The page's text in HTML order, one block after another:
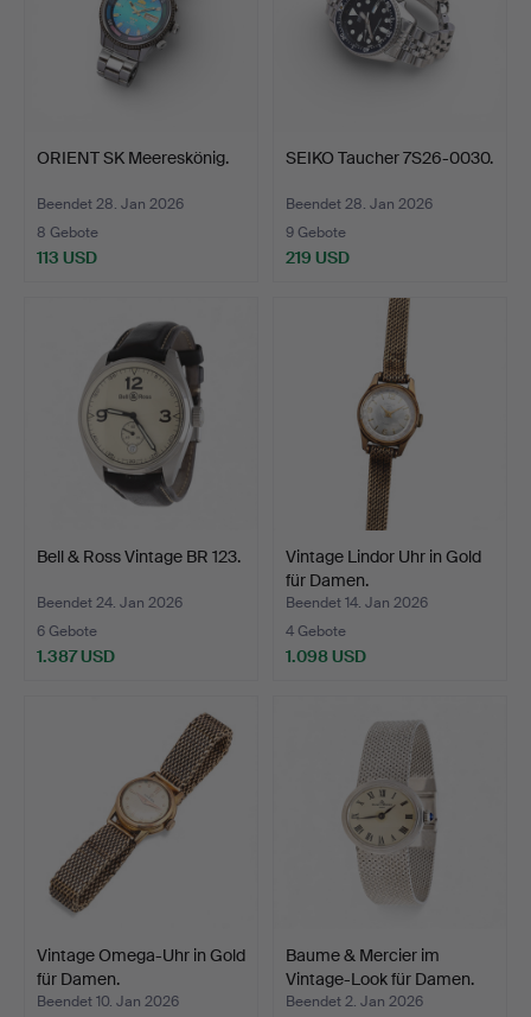
ORIENT SK Meereskönig.
Beendet 28. Jan 2026
8 Gebote
113 USD
SEIKO Taucher 7S26-0030.
Beendet 28. Jan 2026
9 Gebote
219 USD
Bell & Ross Vintage BR 123.
Beendet 24. Jan 2026
6 Gebote
1.387 USD
Vintage Lindor Uhr in Gold
für Damen.
Beendet 14. Jan 2026
4 Gebote
1.098 USD
Vintage Omega-Uhr in Gold
für Damen.
Beendet 10. Jan 2026
Baume & Mercier im
Vintage-Look für Damen.
Beendet 2. Jan 2026